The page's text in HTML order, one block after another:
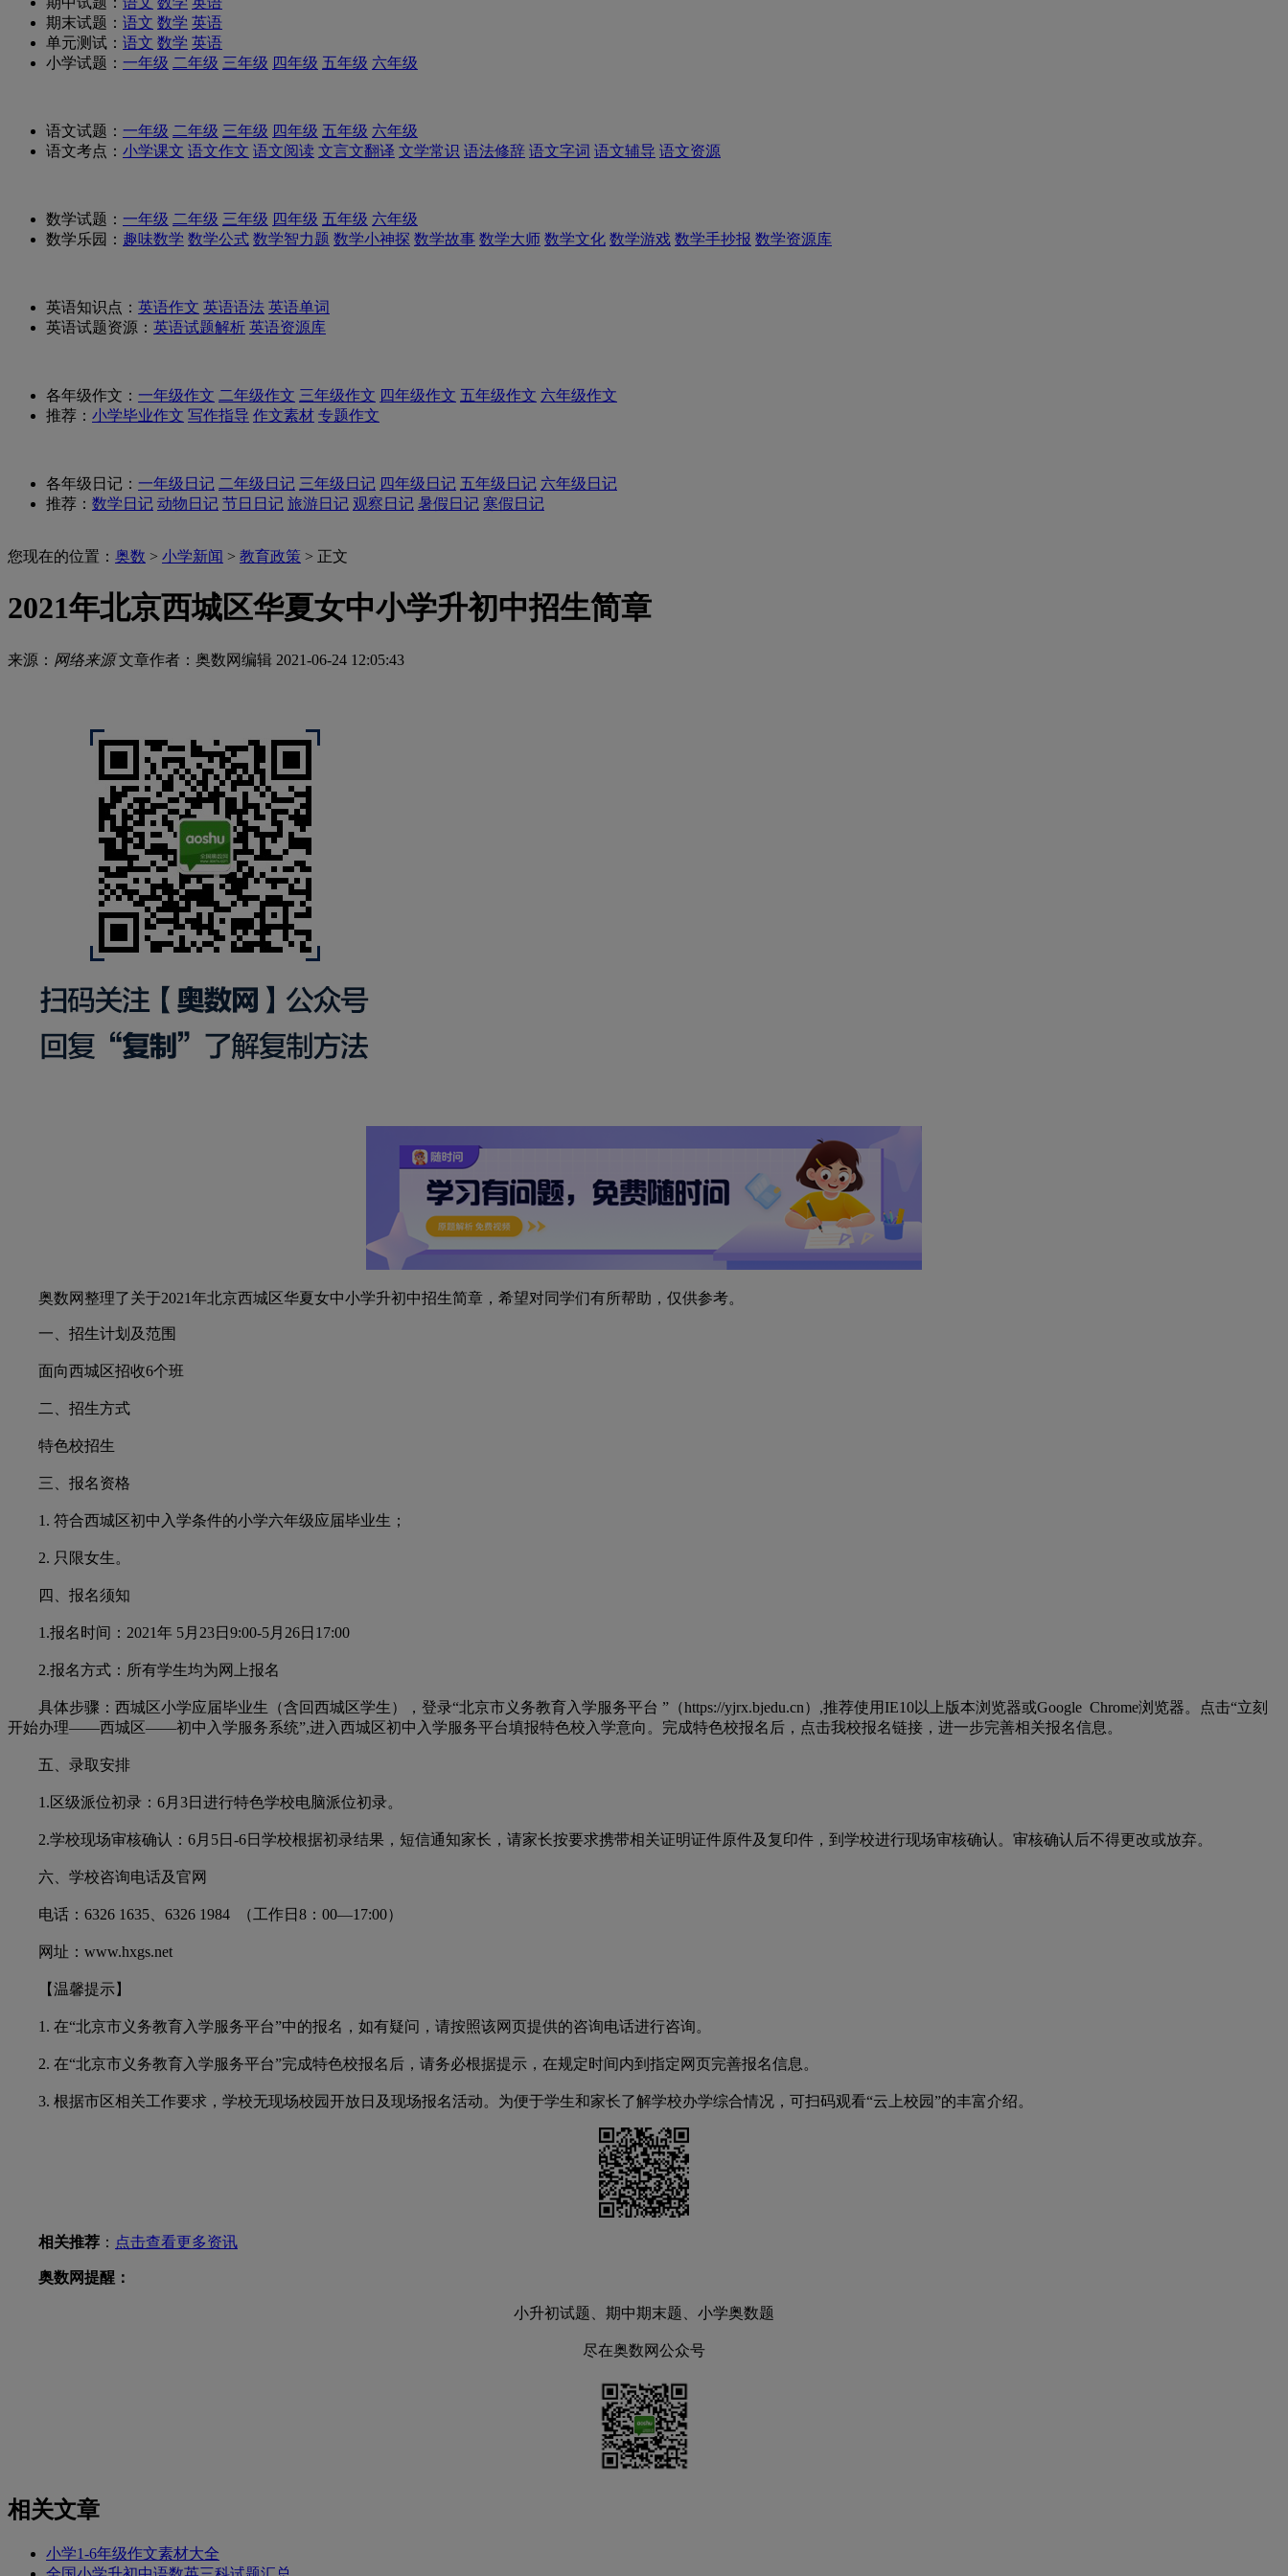
期末试题： 语文 数学 英语
单元测试： 语文 数学 英语
小学试题： 一年级 二年级 三年级 四年级 五年级 六年级
语文试题： 一年级 二年级 三年级 四年级 五年级 六年级
语文考点： 小学课文 语文作文 语文阅读 文言文翻译 文学常识 语法修辞 语文字词 语文辅导 语文资源
数学试题： 一年级 二年级 三年级 四年级 五年级 六年级
数学乐园： 趣味数学 数学公式 数学智力题 数学小神探 数学故事 数学大师 数学文化 数学游戏 数学手抄报 数学资源库
英语知识点： 英语作文 英语语法 英语单词
英语试题资源： 英语试题解析 英语资源库
各年级作文： 一年级作文 二年级作文 三年级作文 四年级作文 五年级作文 六年级作文
推荐： 小学毕业作文 写作指导 作文素材 专题作文
各年级日记： 一年级日记 二年级日记 三年级日记 四年级日记 五年级日记 六年级日记
推荐： 数学日记 动物日记 节日日记 旅游日记 观察日记 暑假日记 寒假日记
您现在的位置： 奥数 > 小学新闻 > 教育政策 > 正文
2021年北京西城区华夏女中小学升初中招生简章
来源： 网络来源文章作者：奥数网编辑 2021-06-24 12:05:43
奥数网整理了关于2021年北京西城区华夏女中小学升初中招生简章，希望对同学们有所帮助，仅供参考。
一、招生计划及范围
面向西城区招收6个班
二、招生方式
特色校招生
三、报名资格
1. 符合西城区初中入学条件的小学六年级应届毕业生；
2. 只限女生。
四、报名须知
1.报名时间：2021年 5月23日9:00-5月26日17:00
2.报名方式：所有学生均为网上报名
具体步骤：西城区小学应届毕业生（含回西城区学生），登录“北京市义务教育入学服务平台 ”（https://yjrx.bjedu.cn）,推荐使用IE10以上版本浏览器或Google Chrome浏览器。点击“立刻
开始办理——西城区——初中入学服务系统”,进入西城区初中入学服务平台填报特色校入学意向。完成特色校报名后，点击我校报名链接，进一步完善相关报名信息。
五、录取安排
1.区级派位初录：6月3日进行特色学校电脑派位初录。
2.学校现场审核确认：6月5日-6日学校根据初录结果，短信通知家长，请家长按要求携带相关证明证件原件及复印件，到学校进行现场审核确认。审核确认后不得更改或放弃。
六、学校咨询电话及官网
电话：6326 1635、6326 1984 （工作日8：00—17:00）
网址：www.hxgs.net
【温馨提示】
1. 在“北京市义务教育入学服务平台”中的报名，如有疑问，请按照该网页提供的咨询电话进行咨询。
2. 在“北京市义务教育入学服务平台”完成特色校报名后，请务必根据提示，在规定时间内到指定网页完善报名信息。
3. 根据市区相关工作要求，学校无现场校园开放日及现场报名活动。为便于学生和家长了解学校办学综合情况，可扫码观看“云上校园”的丰富介绍。
相关推荐 ： 点击查看更多资讯
奥数网提醒：
小升初试题、期中期末题、小学奥数题
尽在奥数网公众号
相关文章
小学1-6年级作文素材大全